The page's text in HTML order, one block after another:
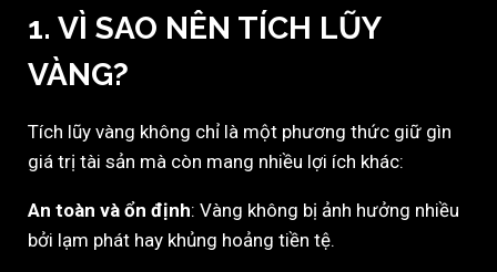
1. VÌ SAO NÊN TÍCH LŨY
VÀNG?
Tích lũy vàng không chỉ là một phương thức giữ gìn
giá trị tài sản mà còn mang nhiều lợi ích khác:
An toàn và ổn định: Vàng không bị ảnh hưởng nhiều
bởi lạm phát hay khủng hoảng tiền tệ.